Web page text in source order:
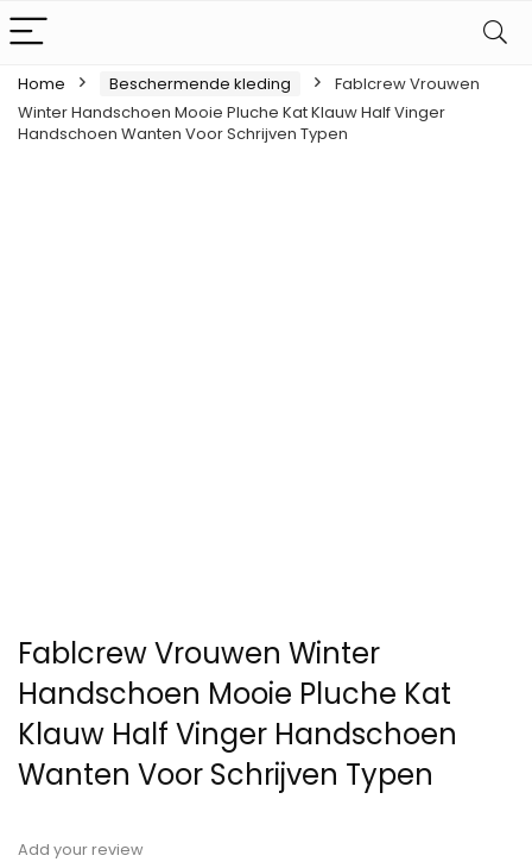
Home Beschermende kleding
Fablcrew Vrouwen
Winter Handschoen Mooie Pluche Kat Klauw Half Vinger
Handschoen Wanten Voor Schrijven Typen
Fablcrew Vrouwen Winter
Handschoen Mooie Pluche Kat
Klauw Half Vinger Handschoen
Wanten Voor Schrijven Typen
Add your review